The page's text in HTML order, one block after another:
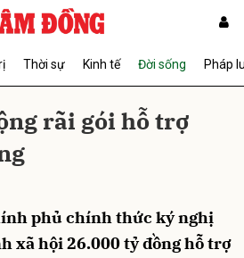
Thời sự Kinh tế Đời sống Pháp
rãi gói hỗ trợ
phủ chính thức ký nghị
xã hội 26.000 tỷ đồng hỗ trợ